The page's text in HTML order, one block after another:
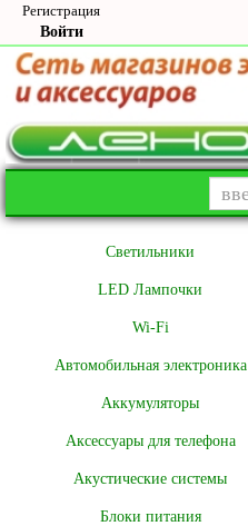
Регистрация
Войти
Cветильники
LED Лампочки
Wi-Fi
Автомобильная электроника
Аккумуляторы
Аксессуары для телефона
Акустические системы
Блоки питания